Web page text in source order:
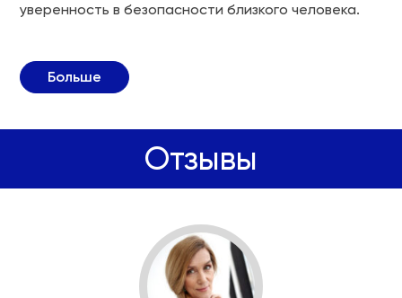
уверенность в безопасности близкого человека.
Больше
Отзывы